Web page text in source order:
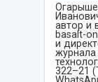
автор и
basalt-
и
журнала
322–21